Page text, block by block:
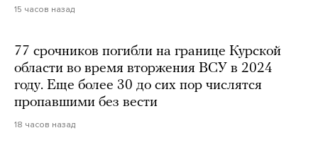
15 часов назад
77 срочников погибли на границе Курской
области во время вторжения ВСУ в 2024
году. Еще более 30 до сих пор числятся
пропавшими без вести
18 часов назад